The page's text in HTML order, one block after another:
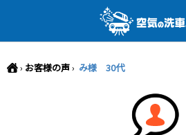
› お客様の声› み様 30代